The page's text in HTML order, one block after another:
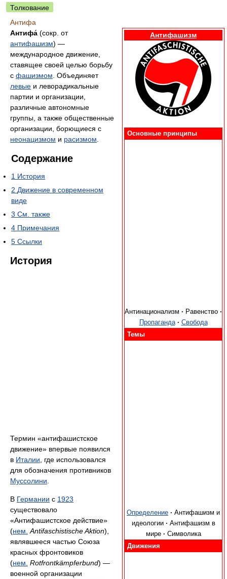
Толкование
Антифа
Антифашизм
Основные принципы
Антинационализм · Равенство ·
Пропаганда· Свобода
Темы
Определение · Антифашизм и
идеологии· Антифашизм в
мире· Символика
Движения
Антифа́ (сокр. от
антифашизм) —
международное движение,
ставящее своей целью борьбу
с фашизмом . Объединяет
левые и леворадикальные
партии и организации,
различные автономные
группы, а также общественные
организации, борющиеся с
неонацизмом и расизмом
Содержание
1 История
2 Движение в современном
виде
3 См. также
4 Примечания
5 Ссылки
История
Термин «антифашистское
движение» впервые появился
в Италии , где использовался
для обозначения противников
Муссолини
В Германии с 1923
существовало
«Антифашистское действие»
(нем. Antifaschistische Aktion),
являвшееся частью Союза
красных фронтовиков
(нем. Rotfrontkämpferbund) —
военной организации